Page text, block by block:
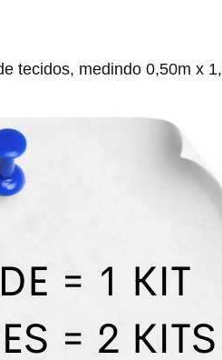
tecidos, medindo 0,50m x